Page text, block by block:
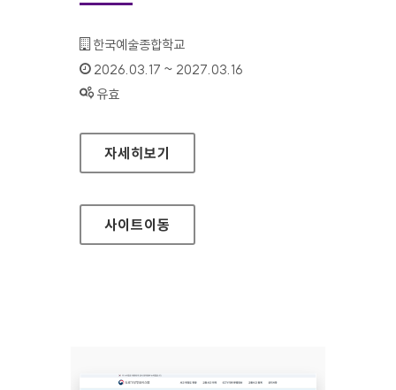
기관명 :
한국예술종합학교
인증기간 :
2026.03.17 ~ 2027.03.16
상태 :
유효
한국예술종합학교 대표
자세히보기
사이트이동